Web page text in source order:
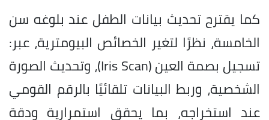
كما يقترح تحديث بيانات الطفل عند بلوغه سن
الخامسة، نظرًا لتغير الخصائص البيومترية، عبر:
تسجيل بصمة العين (Iris Scan)، وتحديث الصورة
الشخصية، وربط البيانات تلقائيًا بالرقم القومي
عند استخراجه، بما يحقق استمرارية ودقة